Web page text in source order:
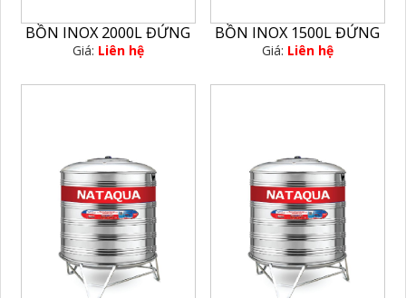
BỒN INOX 2000L ĐỨNG
Giá: Liên hệ
BỒN INOX 1500L ĐỨNG
Giá: Liên hệ